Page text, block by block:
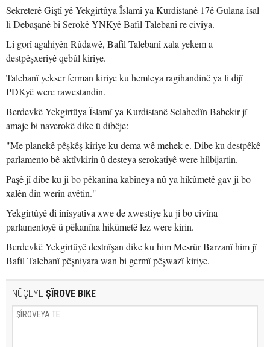
Sekreterê Giştî yê Yekgirtûya Îslamî ya Kurdistanê 17ê Gulana îsal
li Debaşanê bi Serokê YNKyê Bafil Talebanî re civiya.
Li gorî agahiyên Rûdawê, Bafil Talebanî xala yekem a
destpêşxeriyê qebûl kiriye.
Talebanî yekser ferman kiriye ku hemleya ragihandinê ya li dijî
PDKyê were rawestandin.
Berdevkê Yekgirtûya Îslamî ya Kurdistanê Selahedîn Babekir jî
amaje bi naverokê dike û dibêje:
"Me planekê pêşkêş kiriye ku dema wê mehek e. Dibe ku destpêkê
parlamento bê aktîvkirin û desteya serokatiyê were hilbijartin.
Paşê jî dibe ku ji bo pêkanîna kabîneya nû ya hikûmetê gav ji bo
xalên din werin avêtin."
Yekgirtûyê di înîsyatîva xwe de xwestiye ku ji bo civîna
parlamentoyê û pêkanîna hikûmetê lez were kirin.
Berdevkê Yekgirtûyê destnîşan dike ku him Mesrûr Barzanî him jî
Bafil Talebanî pêşniyara wan bi germî pêşwazî kiriye.
NÛÇEYE ŞÎROVE BIKE